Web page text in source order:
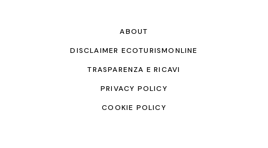
ABOUT
DISCLAIMER ECOTURISMONLINE
TRASPARENZA E RICAVI
PRIVACY POLICY
COOKIE POLICY